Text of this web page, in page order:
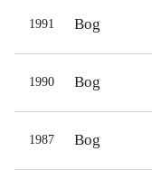
1991 Bog
1990 Bog
1987 Bog